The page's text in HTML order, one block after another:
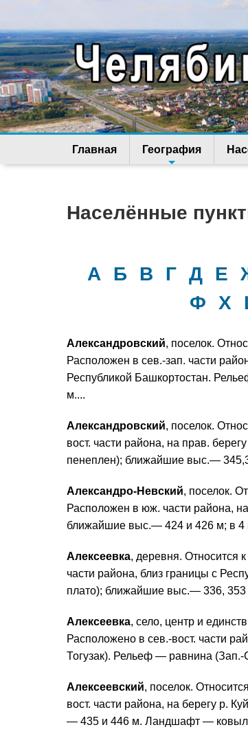
Главная География
Населённые
А Б В Г Д Е
Ф
Х
Александровский, поселок.
Расположен в сев.-зап. части
Республикой Башкортостан.
м....
Александровский, поселок.
вост. части района, на прав.
пенеплен); ближайшие выс.—
Александро-Невский, поселок.
Расположен в юж. части района,
ближайшие выс.— 424 и 426 м; в 4
Алексеевка, деревня. Относится
части района, близ границы с
плато); ближайшие выс.— 336,
Алексеевка, село, центр и
Расположено в сев.-вост. части
Тогузак). Рельеф — равнина
Алексеевский, поселок.
вост. части района, на берегу р.
— 435 и 446 м. Ландшафт —